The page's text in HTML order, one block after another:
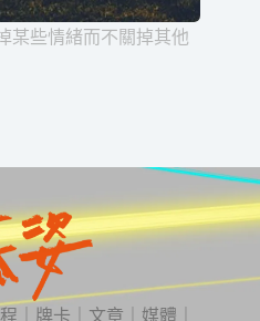
某些情緒而不關掉其他
牌卡 文章 ｜媒體